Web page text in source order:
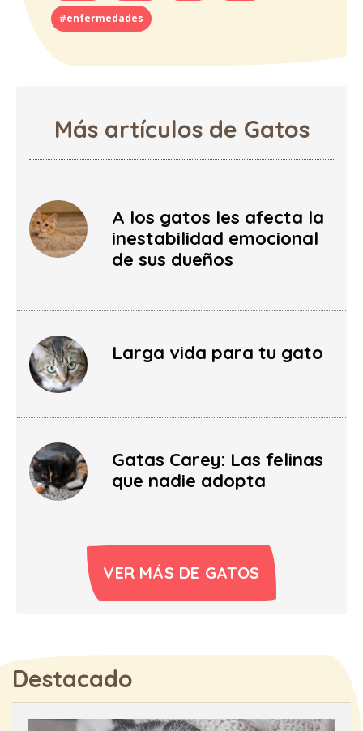
#enfermedades
Más artículos de Gatos
A los gatos les afecta la
inestabilidad emocional
de sus dueños
Larga vida para tu gato
Gatas Carey: Las felinas
que nadie adopta
VER MÁS DE GATOS
Destacado